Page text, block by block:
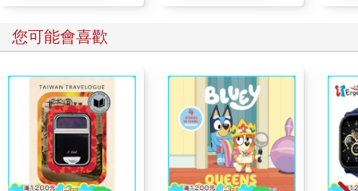
收對象產生作用，也會從內部改變他們。可是我不擅長說謊，說
別了我趾高氣昂的分身，開始寫有關偏見的文章。在這個過程
差別待遇的經驗，例如我的想法被歸功於他人，或是被告知我的
成功純屬僥倖。
人往往是經由自身經驗所打開的一扇門而涉入與正義有關的議
題。性別偏見替我打開了那扇門，當時我還不了解它在一種多層
面的大規模現象裡所佔的位置。我們很容易忽視各種形式的偏見
之間的關聯，由於其背景和嚴重程度相去甚遠。如同一九五六年
在第一屆「國際黑人作家與藝術家大會」上，巴貝多作家喬治‧拉
您可能會喜歡